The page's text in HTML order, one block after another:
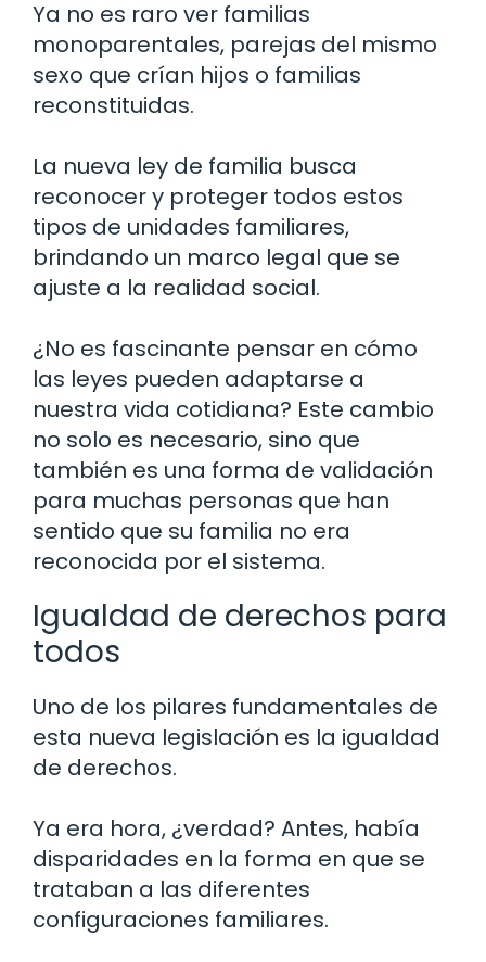
Ya no es raro ver familias
monoparentales, parejas del mismo
sexo que crían hijos o familias
reconstituidas.
La nueva ley de familia busca
reconocer y proteger todos estos
tipos de unidades familiares,
brindando un marco legal que se
ajuste a la realidad social.
¿No es fascinante pensar en cómo
las leyes pueden adaptarse a
nuestra vida cotidiana? Este cambio
no solo es necesario, sino que
también es una forma de validación
para muchas personas que han
sentido que su familia no era
reconocida por el sistema.
Igualdad de derechos para
todos
Uno de los pilares fundamentales de
esta nueva legislación es la igualdad
de derechos.
Ya era hora, ¿verdad? Antes, había
disparidades en la forma en que se
trataban a las diferentes
configuraciones familiares.